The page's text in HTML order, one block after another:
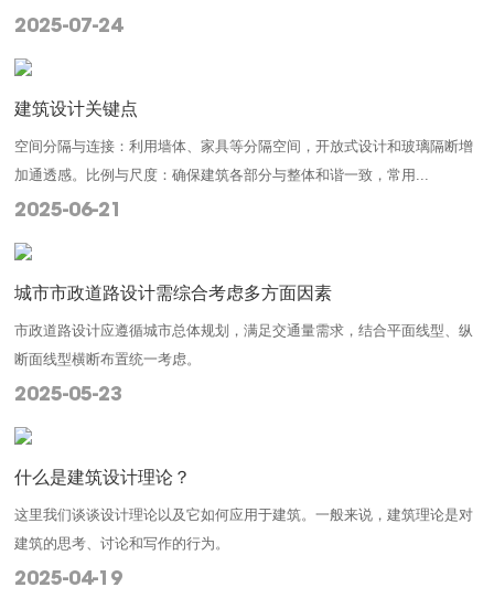
2025-07-24
建筑设计关键点
空间分隔与连接：利用墙体、家具等分隔空间，开放式设计和玻璃隔断增
加通透感。比例与尺度：确保建筑各部分与整体和谐一致，常用...
2025-06-21
城市市政道路设计需综合考虑多方面因素
市政道路设计应遵循城市总体规划，满足交通量需求，结合平面线型、纵
断面线型横断布置统一考虑。
2025-05-23
什么是建筑设计理论？
这里我们谈谈设计理论以及它如何应用于建筑。一般来说，建筑理论是对
建筑的思考、讨论和写作的行为。
2025-04-19